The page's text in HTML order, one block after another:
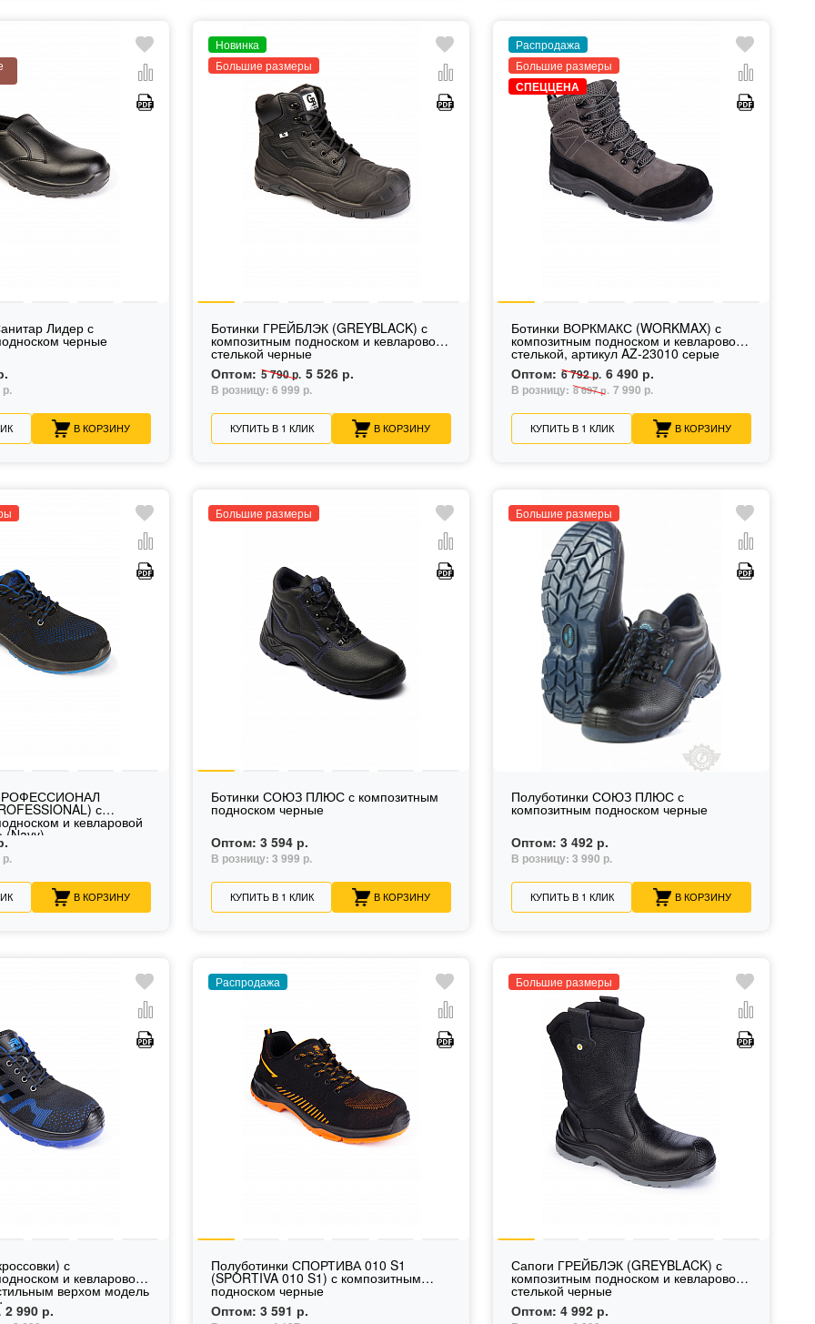
Лидер с
черные
В КОРЗИНУ
Новинка
Большие размеры
Ботинки ГРЕЙБЛЭК (GREYBLACK) с
композитным подноском и кевларовой
стелькой черные
Оптом: 5 790 р. 5 526 р.
В розницу:6 999 р.
КУПИТЬ В 1 КЛИК В КОРЗИНУ
Распродажа
Большие размеры
СПЕЦЦЕНА
Ботинки ВОРКМАКС (WORKMAX) с
композитным подноском и кевларовой
стелькой, артикул AZ-23010 серые
Оптом: 6 792 р. 6 490 р.
В розницу:8 697 р. 7 990 р.
КУПИТЬ В 1 КЛИК В КОРЗИНУ
с
и кевларовой
(Navy)
В КОРЗИНУ
Большие размеры
Ботинки СОЮЗ ПЛЮС с композитным
подноском черные
Оптом:3 594 р.
В розницу:3 999 р.
КУПИТЬ В 1 КЛИК В КОРЗИНУ
Большие размеры
Полуботинки СОЮЗ ПЛЮС с
композитным подноском черные
Оптом:3 492 р.
В розницу:3 990 р.
КУПИТЬ В 1 КЛИК В КОРЗИНУ
с
и кевларовой
верхом модель
2 990 р.
Распродажа
Полуботинки СПОРТИВА 010 S1
(SPORTIVA 010 S1) с композитным
подноском черные
Оптом:3 591 р.
Большие размеры
Сапоги ГРЕЙБЛЭК (GREYBLACK) с
композитным подноском и кевларовой
стелькой черные
Оптом:4 992 р.